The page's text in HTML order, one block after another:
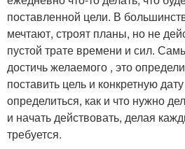
поставленной цели. В
мечтают, строят планы, но не
пустой трате времени и сил.
достичь желаемого , это
поставить цель и конкретную
определиться, как и что нужно
и начать действовать, делая
требуется.